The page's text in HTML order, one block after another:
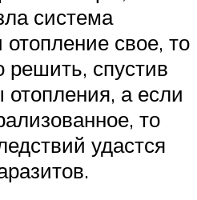
система
свое, то
спустив
а если
то
удастся